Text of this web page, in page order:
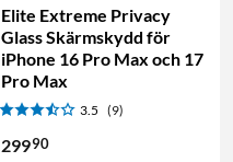
Elite Extreme Privacy
Glass Skärmskydd för
iPhone 16 Pro Max och 17
Pro Max
3.5 (9)
29990